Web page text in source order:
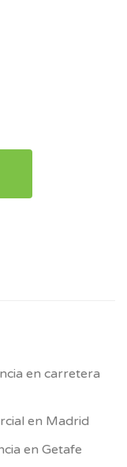
en carretera
en Madrid
en Getafe